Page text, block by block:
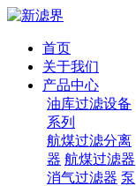
首页
关于我们
产品中心
油库过滤设备
系列
航煤过滤分离
器 航煤过滤器
消气过滤器 泵